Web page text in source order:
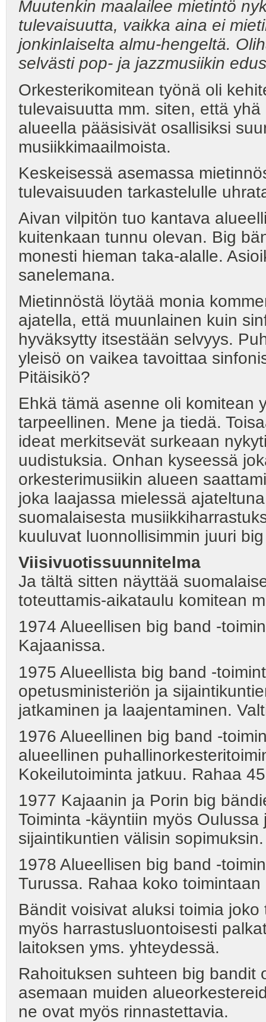
Muutenkin maalailee mietintö
tulevaisuutta, vaikka aina ei
jonkinlaiselta almu-hengeltä.
selvästi pop- ja jazzmusiikin
Orkesterikomitean työnä oli
tulevaisuutta mm. siten, että
alueella pääsisivät osallisiksi
musiikkimaailmoista.
Keskeisessä asemassa
tulevaisuuden tarkastelulle
Aivan vilpitön tuo kantava
kuitenkaan tunnu olevan. Big
monesti hieman taka-alalle.
sanelemana.
Mietinnöstä löytää monia
ajatella, että muunlainen kuin
hyväksytty itsestään selvyys.
yleisö on vaikea tavoittaa
Pitäisikö?
Ehkä tämä asenne oli komitean
tarpeellinen. Mene ja tiedä.
ideat merkitsevät surkeaan
uudistuksia. Onhan kyseessä
orkesterimusiikin alueen
joka laajassa mielessä
suomalaisesta
kuuluvat luonnollisimmin juuri
Viisivuotissuunnitelma
Ja tältä sitten näyttää
toteuttamis-aikataulu komitean
1974 Alueellisen big band -
Kajaanissa.
1975 Alueellista big band -
opetusministeriön ja
jatkaminen ja laajentaminen.
1976 Alueellinen big band -
alueellinen
Kokeilutoiminta jatkuu. Rahaa
1977 Kajaanin ja Porin big
Toiminta -käyntiin myös
sijaintikuntien välisin
1978 Alueellisen big band -
Turussa. Rahaa koko
Bändit voisivat aluksi toimia
myös harrastusluontoisesti
laitoksen yms. yhteydessä.
Rahoituksen suhteen big bandit
asemaan muiden
ne ovat myös rinnastettavia.